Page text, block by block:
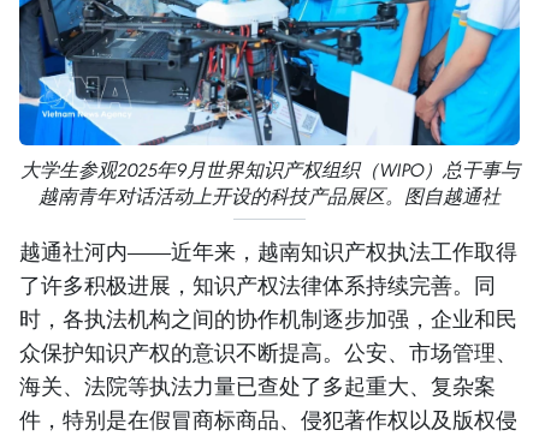
大学生参观2025年9月世界知识产权组织（WIPO）总干事与
越南青年对话活动上开设的科技产品展区。图自越通社
越通社河内——近年来，越南知识产权执法工作取得
了许多积极进展，知识产权法律体系持续完善。同
时，各执法机构之间的协作机制逐步加强，企业和民
众保护知识产权的意识不断提高。公安、市场管理、
海关、法院等执法力量已查处了多起重大、复杂案
件，特别是在假冒商标商品、侵犯著作权以及版权侵